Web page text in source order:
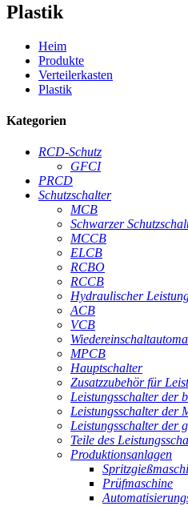
Plastik
Heim
Produkte
Verteilerkasten
Plastik
Kategorien
RCD-Schutz
GFCI
PRCD
Schutzschalter
MCB
Schwarzer
MCCB
ELCB
RCBO
RCCB
Hydraulischer
ACB
VCB
MPCB
Hauptschalter
Zusatzzubehör für
Leistungsschalter der
Leistungsschalter der
Leistungsschalter der
Teile des
Produktionsanlagen
Prüfmaschine